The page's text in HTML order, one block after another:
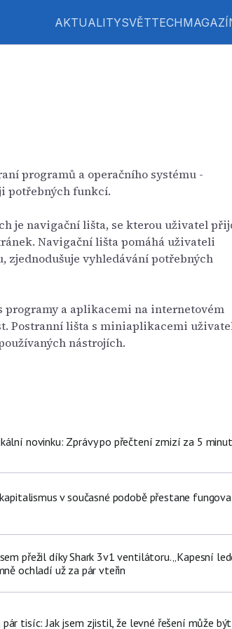
AKTUALITYSVĚTTECH
programů a operačního systému -
potřebných funkcí.
je navigační lišta, se kterou uživatel
Navigační lišta pomáhá uživateli
zjednodušuje vyhledávání potřebných
programy a aplikacemi na internetovém
Postranní lišta s miniaplikacemi
nástrojích.
novinku: Zprávy po přečtení zmizí za 5 minut
v současné podobě přestane
přežil díky Shark 3v1 ventilátoru. „Kapesní
ochladí už za pár vteřin
tisíc: Jak jsem zjistil, že levné řešení může